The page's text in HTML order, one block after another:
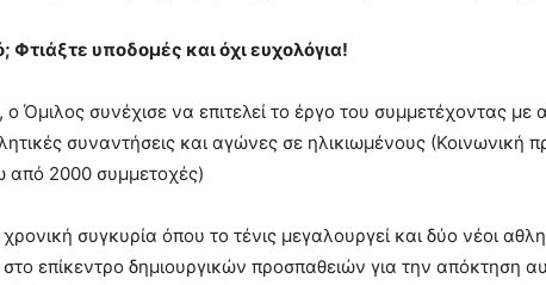
υποδομές και όχι ευχολόγια!
ο Όμιλος συνέχισε να επιτελεί το έργο του συμμετέχοντας
συναντήσεις και αγώνες σε ηλικιωμένους
από 2000 συμμετοχές)
συγκυρία όπου το τένις μεγαλουργεί και δύο νέοι
επίκεντρο δημιουργικών προσπαθειών για την απόκτηση